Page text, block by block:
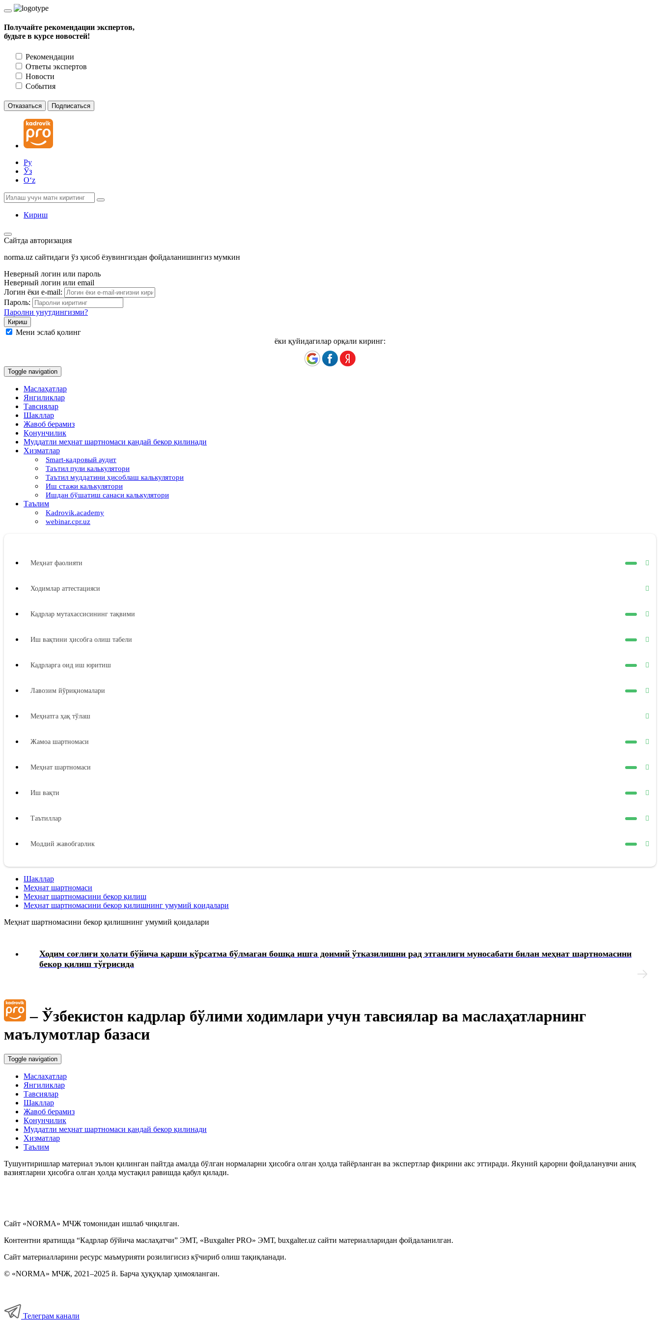
Получайте рекомендации экспертов,
будьте в курсе новостей!
Рекомендации
Ответы экспертов
Новости
События
Отказаться Подписаться
Ру
Ўз
Oʻz
Кириш
Сайтда авторизация
norma.uz сайтидаги ўз ҳисоб ёзувингиздан фойдаланишингиз мумкин
Неверный логин или пароль
Неверный логин или email
Логин ёки e-mail:
Пароль:
Паролни унутдингизми?
Мени эслаб қолинг
ёки қуйидагилар орқали киринг:
Toggle navigation
Маслаҳатлар
Янгиликлар
Тавсиялар
Шакллар
Жавоб берамиз
Қонунчилик
Муддатли меҳнат шартномаси қандай бекор қилинади
Хизматлар
Smart-кадровый аудит
Таътил пули калькулятори
Таътил муддатини ҳисоблаш калькулятори
Иш стажи калькулятори
Ишдан бўшатиш санаси калькулятори
Таълим
Kadrovik.academy
webinar.cpr.uz
Меҳнат фаолияти
Ходимлар аттестацияси
Кадрлар мутахассисининг тақвими
Иш вақтини ҳисобга олиш табели
Кадрларга оид иш юритиш
Лавозим йўриқномалари
Меҳнатга ҳақ тўлаш
Жамоа шартномаси
Меҳнат шартномаси
Иш вақти
Таътиллар
Моддий жавобгарлик
Ходимнинг моддий жавобгарлиги
Интизомий жазо
Меҳнат муҳофазаси
Ходимларнинг ижтимоий таъминоти
Юридик масалалар
Ташкилотнинг локал ҳужжатлари
Блок-диаграммалар
Шакллар
Меҳнат шартномаси
Меҳнат шартномасини бекор қилиш
Меҳнат шартномасини бекор қилишнинг умумий қоидалари
Меҳнат шартномасини бекор қилишнинг умумий қоидалари
Ходим соғлиғи ҳолати бўйича қарши кўрсатма бўлмаган бошқа ишга доимий ўтказилишни рад этганлиги муносабати билан меҳнат шартномасини
бекор қилиш тўғрисида
– Ўзбекистон кадрлар бўлими ходимлари учун тавсиялар ва маслаҳатларнинг
маълумотлар базаси
Toggle navigation
Маслаҳатлар
Янгиликлар
Тавсиялар
Шакллар
Жавоб берамиз
Қонунчилик
Муддатли меҳнат шартномаси қандай бекор қилинади
Хизматлар
Таълим
Тушунтиришлар материал эълон қилинган пайтда амалда бўлган нормаларни ҳисобга олган ҳолда тайёрланган ва экспертлар фикрини акс эттиради. Якуний қарорни фойдаланувчи аниқ
вазиятларни ҳисобга олган ҳолда мустақил равишда қабул қилади.
Сайт «NORMA» МЧЖ томонидан ишлаб чиқилган.
Контентни яратишда “Кадрлар бўйича маслаҳатчи” ЭМТ, «Buxgalter PRO» ЭМТ, buxgalter.uz сайти материалларидан фойдаланилган.
Сайт материалларини ресурс маъмурияти розилигисиз кўчириб олиш тақиқланади.
© «NORMA» МЧЖ, 2021–2025 й. Барча ҳуқуқлар ҳимояланган.
Телеграм канали